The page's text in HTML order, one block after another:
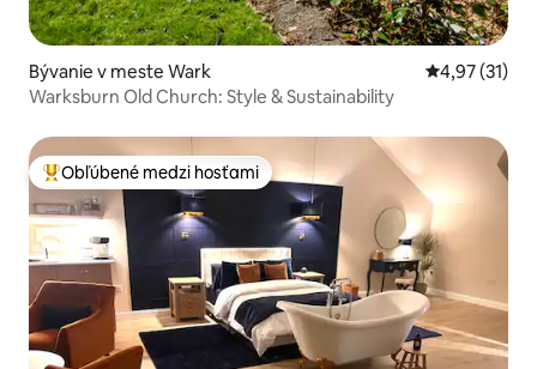
Bývanie v meste Wark Priemerné
4,97 (31)
Warksburn Old Church: Style & Sustainability
Najobľúbenejšie medzi hosťami
Obľúbené medzi hosťami